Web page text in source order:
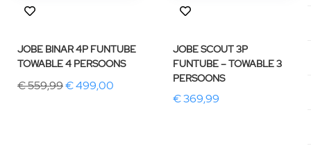
JOBE BINAR 4P FUNTUBE
TOWABLE 4 PERSOONS
€ 559,99€ 499,00
JOBE SCOUT 3P
FUNTUBE – TOWABLE 3
PERSOONS
€ 369,99